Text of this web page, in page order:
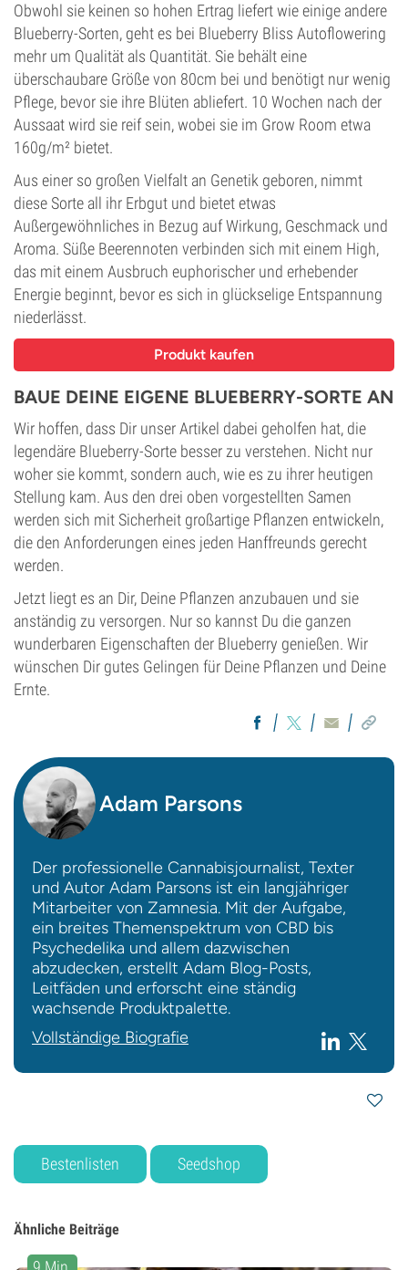
Obwohl sie keinen so hohen Ertrag liefert wie einige andere
Blueberry-Sorten, geht es bei Blueberry Bliss Autoflowering
mehr um Qualität als Quantität. Sie behält eine
überschaubare Größe von 80cm bei und benötigt nur wenig
Pflege, bevor sie ihre Blüten abliefert. 10 Wochen nach der
Aussaat wird sie reif sein, wobei sie im Grow Room etwa
160g/m² bietet.
Aus einer so großen Vielfalt an Genetik geboren, nimmt
diese Sorte all ihr Erbgut und bietet etwas
Außergewöhnliches in Bezug auf Wirkung, Geschmack und
Aroma. Süße Beerennoten verbinden sich mit einem High,
das mit einem Ausbruch euphorischer und erhebender
Energie beginnt, bevor es sich in glückselige Entspannung
niederlässt.
Produkt kaufen
BAUE DEINE EIGENE BLUEBERRY-SORTE AN
Wir hoffen, dass Dir unser Artikel dabei geholfen hat, die
legendäre Blueberry-Sorte besser zu verstehen. Nicht nur
woher sie kommt, sondern auch, wie es zu ihrer heutigen
Stellung kam. Aus den drei oben vorgestellten Samen
werden sich mit Sicherheit großartige Pflanzen entwickeln,
die den Anforderungen eines jeden Hanffreunds gerecht
werden.
Jetzt liegt es an Dir, Deine Pflanzen anzubauen und sie
anständig zu versorgen. Nur so kannst Du die ganzen
wunderbaren Eigenschaften der Blueberry genießen. Wir
wünschen Dir gutes Gelingen für Deine Pflanzen und Deine
Ernte.
Adam Parsons
Der professionelle Cannabisjournalist, Texter
und Autor Adam Parsons ist ein langjähriger
Mitarbeiter von Zamnesia. Mit der Aufgabe,
ein breites Themenspektrum von CBD bis
Psychedelika und allem dazwischen
abzudecken, erstellt Adam Blog-Posts,
Leitfäden und erforscht eine ständig
wachsende Produktpalette.
Vollständige Biografie
Bestenlisten Seedshop
Ähnliche Beiträge